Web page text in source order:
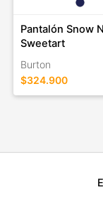
Pantalón Snow N
Sweetart
Burton
$324.900